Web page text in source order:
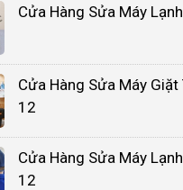
Cửa Hàng Sửa Máy
Cửa Hàng Sửa Máy Giặt
12
Cửa Hàng Sửa Máy
12